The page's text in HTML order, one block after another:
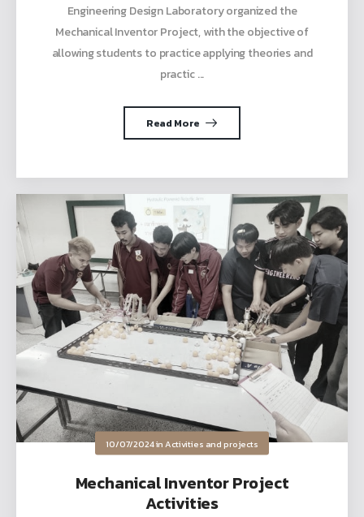
Engineering Design Laboratory organized the
Mechanical Inventor Project, with the objective of
allowing students to practice applying theories and
practic ...
Read More
10/07/2024in Activities and projects
Mechanical Inventor Project
Activities